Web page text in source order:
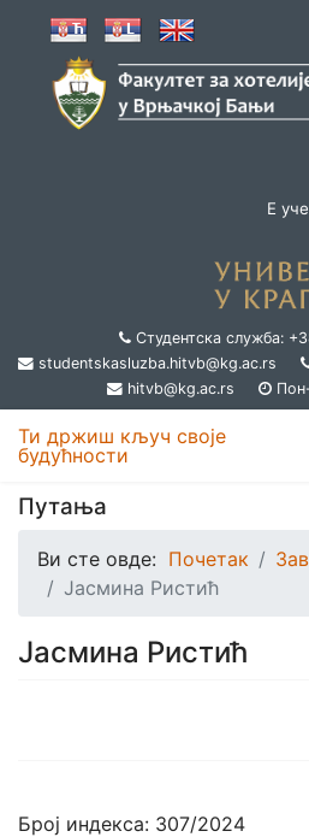
Е
Студентска служба:
studentskasluzba.hitvb@kg.ac.rs
hitvb@kg.ac.rs
Пон-
Ти држиш кључ своје
будућности
Путања
Ви сте овде: Почетак
Јасмина Ристић
Јасмина Ристић
Број индекса: 307/2024